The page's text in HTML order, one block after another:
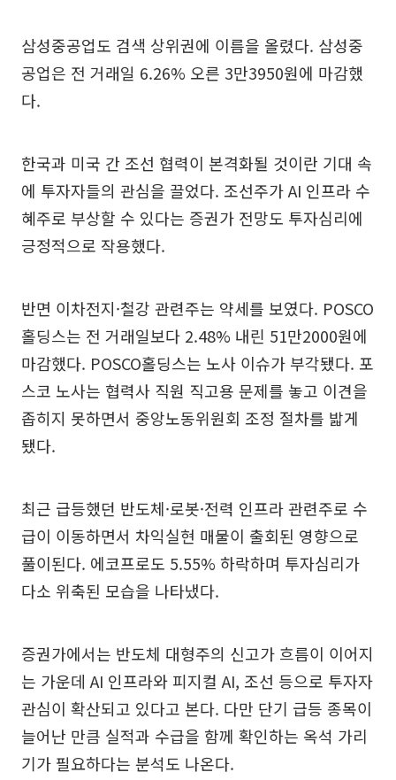
삼성중공업도 검색 상위권에 이름을 올렸다. 삼성중
공업은 전 거래일 6.26% 오른 3만3950원에 마감했
다.
한국과 미국 간 조선 협력이 본격화될 것이란 기대 속
에 투자자들의 관심을 끌었다. 조선주가 AI 인프라 수
혜주로 부상할 수 있다는 증권가 전망도 투자심리에
긍정적으로 작용했다.
반면 이차전지·철강 관련주는 약세를 보였다. POSCO
홀딩스는 전 거래일보다 2.48% 내린 51만2000원에
마감했다. POSCO홀딩스는 노사 이슈가 부각됐다. 포
스코 노사는 협력사 직원 직고용 문제를 놓고 이견을
좁히지 못하면서 중앙노동위원회 조정 절차를 밟게
됐다.
최근 급등했던 반도체·로봇·전력 인프라 관련주로 수
급이 이동하면서 차익실현 매물이 출회된 영향으로
풀이된다. 에코프로도 5.55% 하락하며 투자심리가
다소 위축된 모습을 나타냈다.
증권가에서는 반도체 대형주의 신고가 흐름이 이어지
는 가운데 AI 인프라와 피지컬 AI, 조선 등으로 투자자
관심이 확산되고 있다고 본다. 다만 단기 급등 종목이
늘어난 만큼 실적과 수급을 함께 확인하는 옥석 가리
기가 필요하다는 분석도 나온다.